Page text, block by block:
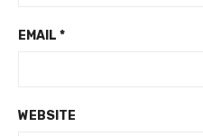
EMAIL *
WEBSITE